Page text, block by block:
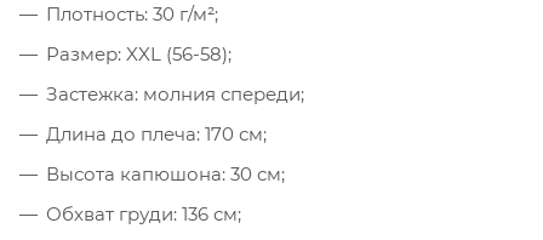
Плотность: 30 г/м²;
Размер: XXL (56-58);
Застежка: молния спереди;
Длина до плеча: 170 см;
Высота капюшона: 30 см;
Обхват груди: 136 см;